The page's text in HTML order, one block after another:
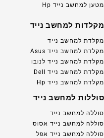
מטען למחשב נייד Hp
מקלדות למחשב נייד
מקלדת למחשב נייד
מקלדת למחשב נייד Asus
מקלדת למחשב נייד לנובו
מקלדת למחשב נייד Dell
מקלדת למחשב נייד Hp
סוללות למחשב נייד
סוללה למחשב נייד
סוללה למחשב נייד אסוס
סוללה למחשב נייד אפל